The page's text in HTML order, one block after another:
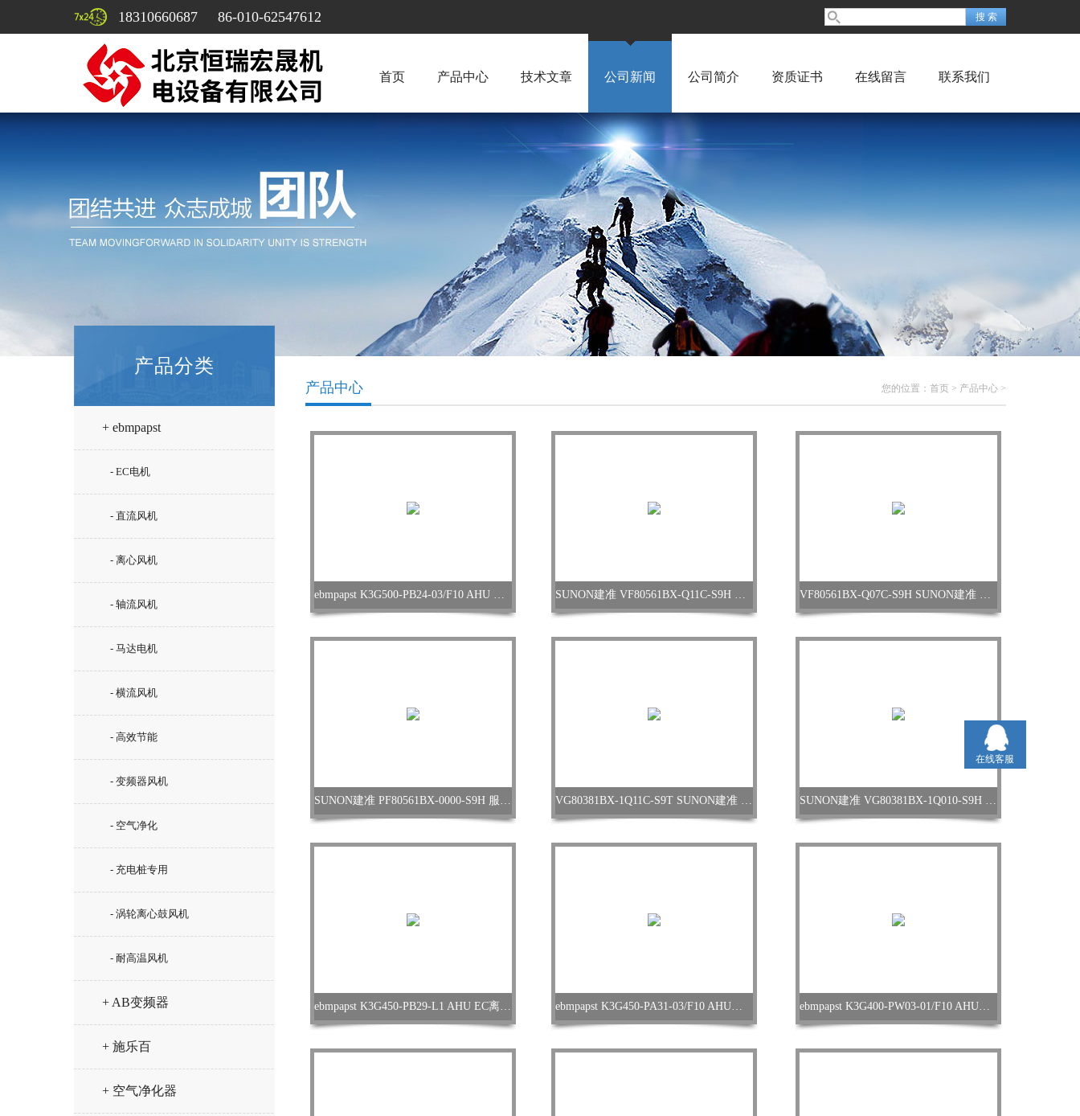
18310660687 86-010-62547612
首页 产品中心 技术文章 公司新闻 公司简介 资质证书 在线留言 联系我们
产品分类
+ ebmpapst
- EC电机
- 直流风机
- 离心风机
- 轴流风机
- 马达电机
- 横流风机
- 高效节能
- 变频器风机
- 空气净化
- 充电桩专用
- 涡轮离心鼓风机
- 耐高温风机
+ AB变频器
+ 施乐百
+ 空气净化器
您的位置： 首页 > 产品中心 >
产品中心
ebmpapst K3G500-PB24-03/F10 AHU 离心风机 SUNON建准 VF80561BX-Q11C-S9H 服务器风扇 VF80561BX-Q07C-S9H SUNON建准 服务器风扇
SUNON建准 PF80561BX-0000-S9H 服务器风扇 VG80381BX-1Q11C-S9T SUNON建准 服务器风扇 SUNON建准 VG80381BX-1Q010-S9H 服务器风扇
ebmpapst K3G450-PB29-L1 AHU EC离心风机 ebmpapst K3G450-PA31-03/F10 AHU离心风机 ebmpapst K3G400-PW03-01/F10 AHU离心风机
在线客服